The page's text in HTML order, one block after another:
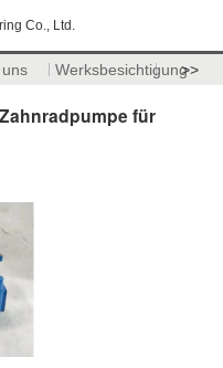
Co., Ltd.
Werksbesichtigung>>
für